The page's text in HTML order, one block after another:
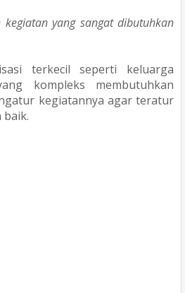
yang sangat dibutuhkan
terkecil seperti keluarga
kompleks membutuhkan
kegiatannya agar teratur